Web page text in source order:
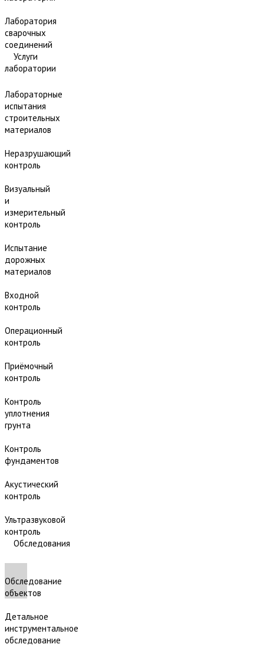
Лаборатория
сварочных
соединений
Услуги
лаборатории
Лабораторные
испытания
строительных
материалов
Неразрушающий
контроль
Визуальный
и
измерительный
контроль
Испытание
дорожных
материалов
Входной
контроль
Операционный
контроль
Приёмочный
контроль
Контроль
уплотнения
грунта
Контроль
фундаментов
Акустический
контроль
Ультразвуковой
контроль
Обследования
Обследование
объектов
Детальное
инструментальное
обследование